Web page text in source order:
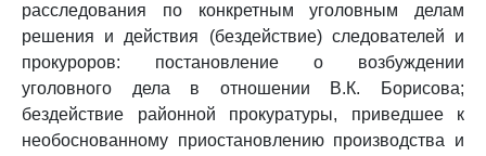
расследования по конкретным уголовным делам
решения и действия (бездействие) следователей и
прокуроров: постановление о возбуждении
уголовного дела в отношении В.К. Борисова;
бездействие районной прокуратуры, приведшее к
необоснованному приостановлению производства и